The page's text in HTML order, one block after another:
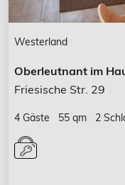
Westerland
Oberleutnant im
Friesische Str. 29
4 Gäste 55 qm 2